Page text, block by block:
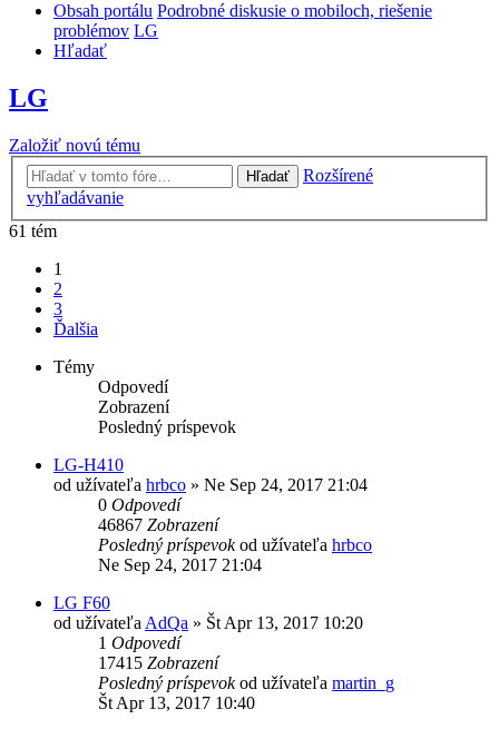
Obsah portálu Podrobné diskusie o mobiloch, riešenie
problémov LG
Hľadať
LG
Založiť novú tému
Hľadať
Rozšírené
vyhľadávanie
61 tém
1
2
3
Ďalšia
Témy
Odpovedí
Zobrazení
Posledný príspevok
LG-H410
od užívateľa hrbco » Ne Sep 24, 2017 21:04
0 Odpovedí
46867 Zobrazení
Posledný príspevokod užívateľa hrbco
Ne Sep 24, 2017 21:04
LG F60
od užívateľa AdQa » Št Apr 13, 2017 10:20
1 Odpovedí
17415 Zobrazení
Posledný príspevokod užívateľa martin_g
Št Apr 13, 2017 10:40